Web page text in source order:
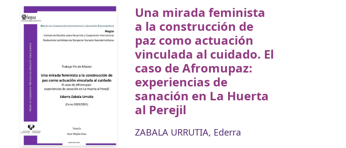
Una mirada feminista
a la construcción de
paz como actuación
vinculada al cuidado. El
caso de Afromupaz:
experiencias de
sanación en La Huerta
al Perejil
ZABALA URRUTIA, Ederra